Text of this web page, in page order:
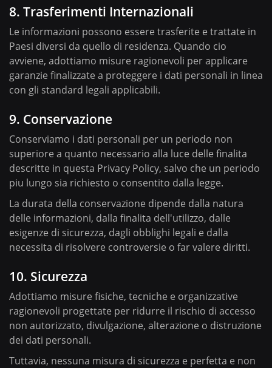
8. Trasferimenti Internazionali
Le informazioni possono essere trasferite e trattate in
Paesi diversi da quello di residenza. Quando cio
avviene, adottiamo misure ragionevoli per applicare
garanzie finalizzate a proteggere i dati personali in linea
con gli standard legali applicabili.
9. Conservazione
Conserviamo i dati personali per un periodo non
superiore a quanto necessario alla luce delle finalita
descritte in questa Privacy Policy, salvo che un periodo
piu lungo sia richiesto o consentito dalla legge.
La durata della conservazione dipende dalla natura
delle informazioni, dalla finalita dell'utilizzo, dalle
esigenze di sicurezza, dagli obblighi legali e dalla
necessita di risolvere controversie o far valere diritti.
10. Sicurezza
Adottiamo misure fisiche, tecniche e organizzative
ragionevoli progettate per ridurre il rischio di accesso
non autorizzato, divulgazione, alterazione o distruzione
dei dati personali.
Tuttavia, nessuna misura di sicurezza e perfetta e non